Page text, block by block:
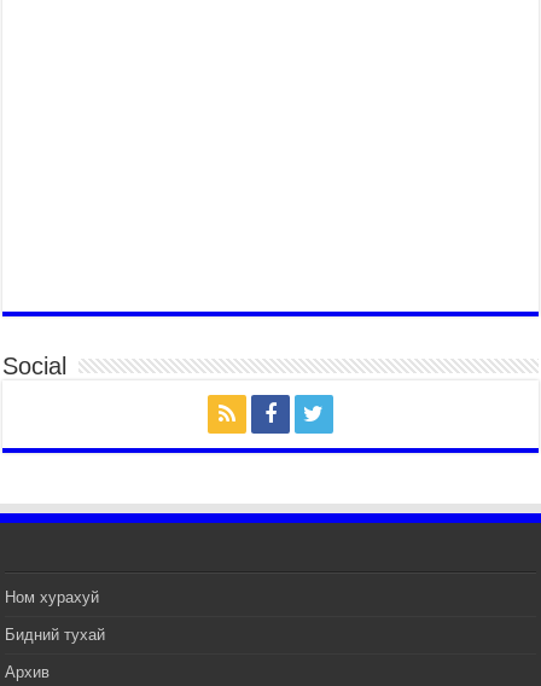
ТӨРИЙН ДАЛБААНЫ ӨДӨРТ ЗОРИУЛСАН
2026 оны 7 сар 14 / 17 цаг 47 минут
Өв соёлоо тээж яваа уяачдын галаар УИХ-ын
дарга С.Бямбацогт зочлон баяр хүргэв
2026 оны 7 сар 14 / 17 цаг 40 минут
наадмын нээлтэд оролцон, сурын талбай,
шагайн асарт зочиллоо
Монгол Улсын Их Хурлын дарга С.Бямбацогт
2026 оны 7 сар 14 / 17 цаг 09 минут
УИХ-ын дарга С.Бямбацогт БНХАУ-аас Монгол
Social
Ном хурахуй
Бидний тухай
Архив